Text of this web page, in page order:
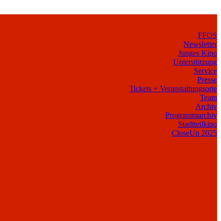
FFOS
Newsletter
Junges Kino
Unterstützung
Service
Presse
Tickets + Veranstaltungsorte
Team
Archiv
Programmarchiv
Stadtteilkino
CloseUp 2025